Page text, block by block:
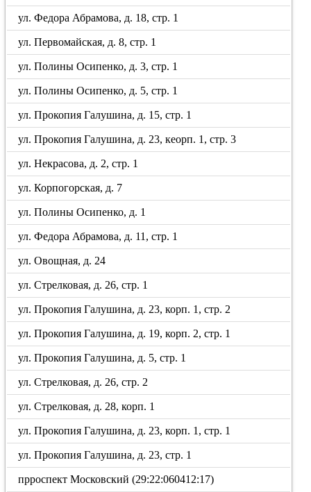
ул. Федора Абрамова, д. 18, стр. 1
ул. Первомайская, д. 8, стр. 1
ул. Полины Осипенко, д. 3, стр. 1
ул. Полины Осипенко, д. 5, стр. 1
ул. Прокопия Галушина, д. 15, стр. 1
ул. Прокопия Галушина, д. 23, кеорп. 1, стр. 3
ул. Некрасова, д. 2, стр. 1
ул. Корпогорская, д. 7
ул. Полины Осипенко, д. 1
ул. Федора Абрамова, д. 11, стр. 1
ул. Овощная, д. 24
ул. Стрелковая, д. 26, стр. 1
ул. Прокопия Галушина, д. 23, корп. 1, стр. 2
ул. Прокопия Галушина, д. 19, корп. 2, стр. 1
ул. Прокопия Галушина, д. 5, стр. 1
ул. Стрелковая, д. 26, стр. 2
ул. Стрелковая, д. 28, корп. 1
ул. Прокопия Галушина, д. 23, корп. 1, стр. 1
ул. Прокопия Галушина, д. 23, стр. 1
прроспект Московский (29:22:060412:17)